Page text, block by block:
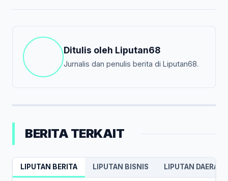
Ditulis oleh Liputan68
Jurnalis dan penulis berita di Liputan68.
BERITA TERKAIT
LIPUTAN BERITA LIPUTAN BISNIS LIPUTAN DAERAH